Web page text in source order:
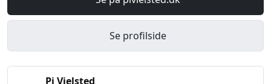
Se profilside
Pi Vielsted